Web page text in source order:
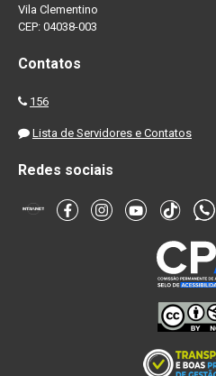
Vila Clementino
CEP: 04038-003
Contatos
156
Lista de Servidores e Contatos
Redes sociais